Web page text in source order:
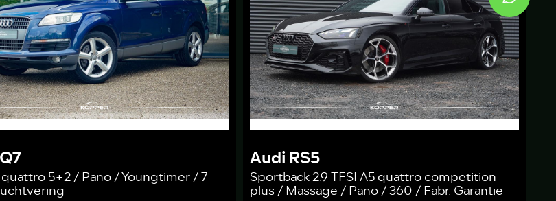
quattro 5+2 / Pano / Youngtimer / 7
Audi RS5
Sportback 2.9 TFSI A5 quattro competition
plus / Massage / Pano / 360 / Fabr. Garantie